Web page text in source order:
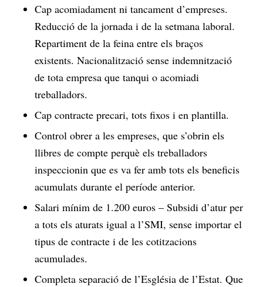
Cap acomiadament ni tancament d’empreses.
Reducció de la jornada i de la setmana laboral.
Repartiment de la feina entre els braços
existents. Nacionalització sense indemnització
de tota empresa que tanqui o acomiadi
treballadors.
Cap contracte precari, tots fixos i en plantilla.
Control obrer a les empreses, que s’obrin els
llibres de compte perquè els treballadors
inspeccionin que es va fer amb tots els beneficis
acumulats durante el període anterior.
Salari mínim de 1.200 euros – Subsidi d’atur per
a tots els aturats igual a l’SMI, sense importar el
tipus de contracte i de les cotitzacions
acumulades.
Completa separació de l’Església de l’Estat. Que